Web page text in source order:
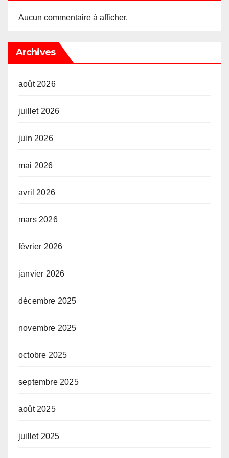
Aucun commentaire à afficher.
Archives
août 2026
juillet 2026
juin 2026
mai 2026
avril 2026
mars 2026
février 2026
janvier 2026
décembre 2025
novembre 2025
octobre 2025
septembre 2025
août 2025
juillet 2025